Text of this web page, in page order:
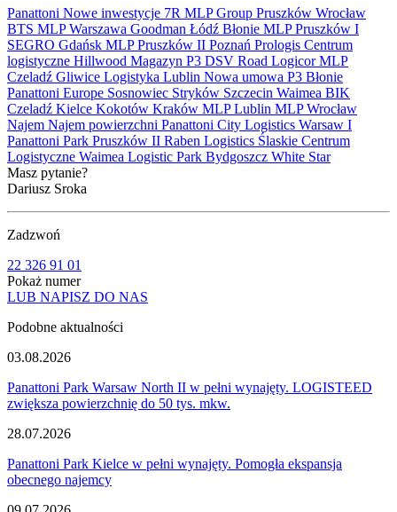
Panattoni Nowe inwestycje 7R MLP Group Pruszków Wrocław
BTS MLPWarszawa Goodman Łódź Błonie MLP Pruszków I
SEGRO Gdańsk MLP Pruszków II Poznań Prologis Centrum
logistyczne Hillwood Magazyn P3 DSV Road LogicorMLP
Czeladź Gliwice Logistyka Lublin Nowa umowa P3 Błonie
Panattoni Europe Sosnowiec Stryków Szczecin Waimea BIK
Czeladź Kielce Kokotów Kraków MLP Lublin MLP Wrocław
Najem Najem powierzchni Panattoni City Logistics Warsaw I
Panattoni Park Pruszków II Raben Logistics Ślaskie Centrum
Logistyczne Waimea Logistic Park Bydgoszcz White Star
Masz pytanie?
Dariusz Sroka
Zadzwoń
22 326 91 01
Pokaż numer
LUB NAPISZ DO NAS
Podobne aktualności
03.08.2026
Panattoni Park Warsaw North II w pełni wynajęty. LOGISTEED
zwiększa powierzchnię do 50 tys. mkw.
28.07.2026
Panattoni Park Kielce w pełni wynajęty. Pomogła ekspansja
obecnego najemcy